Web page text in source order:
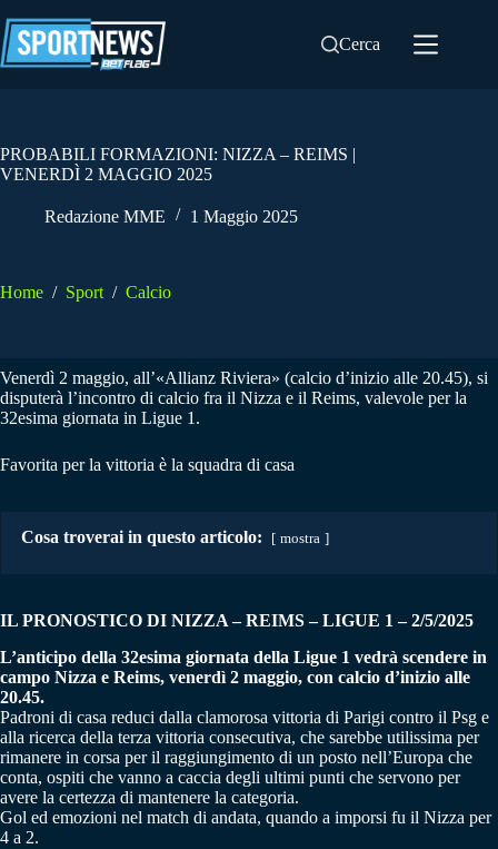
al
contenuto
Cerca
PROBABILI FORMAZIONI: NIZZA – REIMS |
VENERDÌ 2 MAGGIO 2025
Redazione MME 1 Maggio 2025
Home / Sport / Calcio
Venerdì 2 maggio, all’«Allianz Riviera» (calcio d’inizio alle 20.45), si
disputerà l’incontro di calcio fra il Nizza e il Reims, valevole per la
32esima giornata in Ligue 1.
Favorita per la vittoria è la squadra di casa
Cosa troverai in questo articolo: mostra
IL PRONOSTICO DI NIZZA – REIMS–LIGUE 1 – 2/5/2025
L’anticipo della 32esima giornata della Ligue 1 vedrà scendere in
campo Nizza e Reims, venerdì 2 maggio, con calcio d’inizio alle
20.45.
Padroni di casa reduci dalla clamorosa vittoria di Parigi contro il Psg e
alla ricerca della terza vittoria consecutiva, che sarebbe utilissima per
rimanere in corsa per il raggiungimento di un posto nell’Europa che
conta, ospiti che vanno a caccia degli ultimi punti che servono per
avere la certezza di mantenere la categoria.
Gol ed emozioni nel match di andata, quando a imporsi fu il Nizza per
4 a 2.